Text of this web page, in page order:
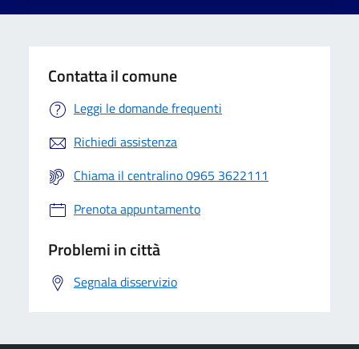
Contatta il comune
Leggi le domande frequenti
Richiedi assistenza
Chiama il centralino 0965 3622111
Prenota appuntamento
Problemi in città
Segnala disservizio